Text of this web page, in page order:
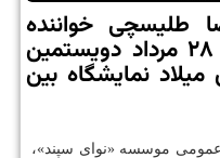
طلیسچی خواننده
موسیقی پاپ روز دوشنبه ۲۸ مرداد دویستمین
نمایشگاه بین
عمومی موسسه «نوای سپند»،